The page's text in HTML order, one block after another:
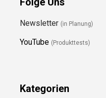
Newsletter (in Planung)
YouTube (Produkttests)
Kategorien